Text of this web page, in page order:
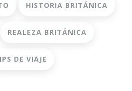
HISTORIA BRITÁNICA
REALEZA BRITÁNICA
DE VIAJE